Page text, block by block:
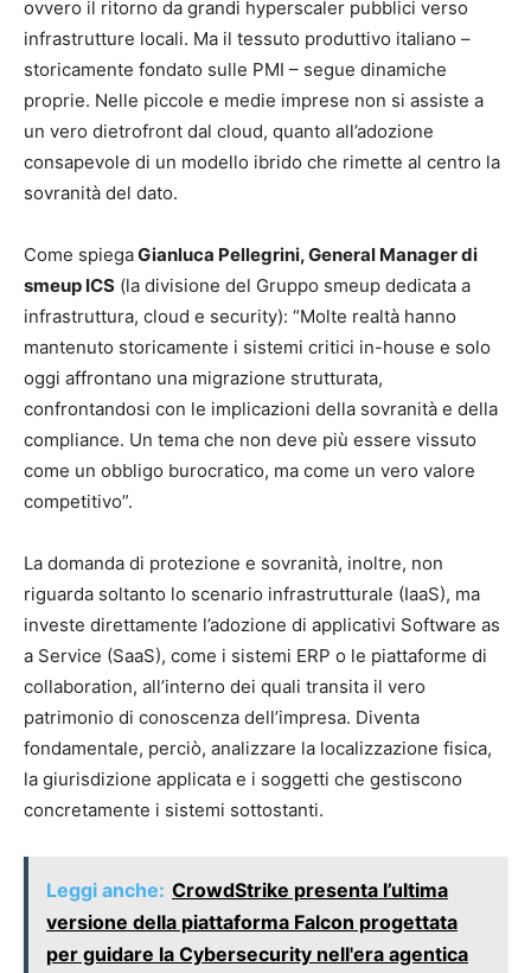
ovvero il ritorno da grandi hyperscaler pubblici verso
infrastrutture locali. Ma il tessuto produttivo italiano –
storicamente fondato sulle PMI – segue dinamiche
proprie. Nelle piccole e medie imprese non si assiste a
un vero dietrofront dal cloud, quanto all’adozione
consapevole di un modello ibrido che rimette al centro la
sovranità del dato.
Come spiegaGianluca Pellegrini, General Manager di
smeup ICS (la divisione del Gruppo smeup dedicata a
infrastruttura, cloud e security): “Molte realtà hanno
mantenuto storicamente i sistemi critici in-house e solo
oggi affrontano una migrazione strutturata,
confrontandosi con le implicazioni della sovranità e della
compliance. Un tema che non deve più essere vissuto
come un obbligo burocratico, ma come un vero valore
competitivo”.
La domanda di protezione e sovranità, inoltre, non
riguarda soltanto lo scenario infrastrutturale (IaaS), ma
investe direttamente l’adozione di applicativi Software as
a Service (SaaS), come i sistemi ERP o le piattaforme di
collaboration, all’interno dei quali transita il vero
patrimonio di conoscenza dell’impresa. Diventa
fondamentale, perciò, analizzare la localizzazione fisica,
la giurisdizione applicata e i soggetti che gestiscono
concretamente i sistemi sottostanti.
Leggi anche: CrowdStrike presenta l’ultima
versione della piattaforma Falcon progettata
per guidare la Cybersecurity nell'era agentica